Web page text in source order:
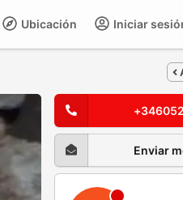
Iniciar
Ubicación
Enviar